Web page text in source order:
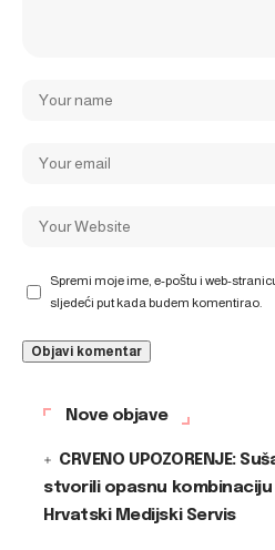
Spremi moje ime, e-poštu i web-
sljedeći put kada budem komentirao.
Nove objave
CRVENO UPOZORENJE:
stvorili opasnu kombinaciju
Hrvatski Medijski Servis